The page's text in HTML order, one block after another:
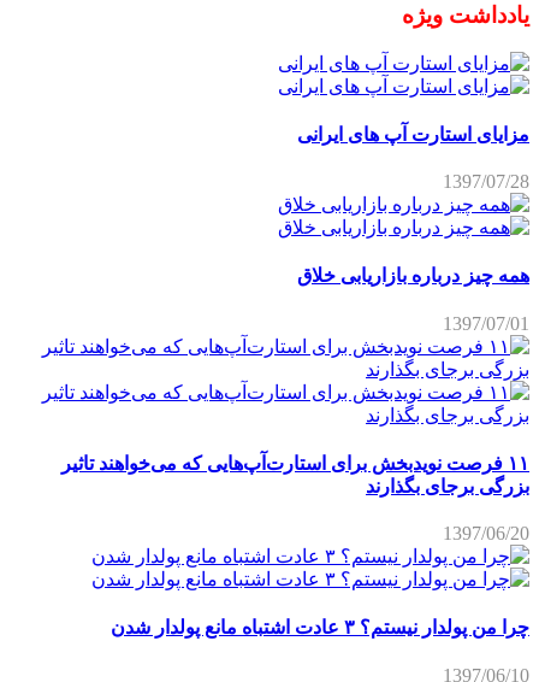
یادداشت ویژه
مزایای استارت آپ های ایرانی
1397/07/28
همه چیز درباره بازاریابی خلاق
1397/07/01
۱۱ فرصت نویدبخش برای استارت‌آپ‌هایی که می‌خواهند تاثیر
بزرگی برجای بگذارند
1397/06/20
چرا من پولدار نیستم؟ ۳ عادت اشتباه مانع پولدار شدن
1397/06/10